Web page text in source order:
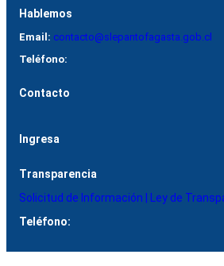
Hablemos
Email: contacto@slepantofagasta.gob.cl
Teléfono:
Contacto
Ingresa
Transparencia
Solicitud de Información | Ley de
Teléfono: